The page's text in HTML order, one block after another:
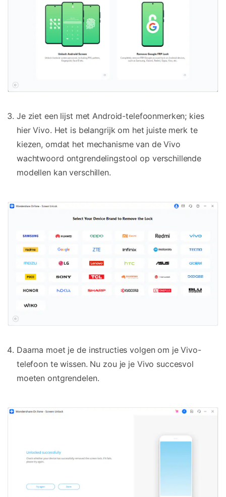
Je ziet een lijst met Android-telefoonmerken; kies
hier Vivo. Het is belangrijk om het juiste merk te
kiezen, omdat het mechanisme van de Vivo
wachtwoord ontgrendelingstool op verschillende
modellen kan verschillen.
Daarna moet je de instructies volgen om je Vivo-
telefoon te wissen. Nu zou je je Vivo succesvol
moeten ontgrendelen.